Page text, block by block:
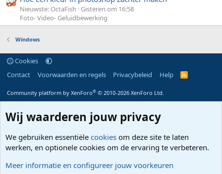
Nieuwste: OctaFish
Gisteren om 16:58
Foto- Video- Geluidbewerking
Windows
Cookies
Contact
Voorwaarden en regels Privacybeleid Help
R
Community platform by XenForo® © 2010-2026 XenForo Ltd.
Wij waarderen jouw privacy
We gebruiken essentiële cookies om deze site te laten
werken, en optionele cookies om de ervaring te verbeteren.
Meer informatie en configureer jouw voorkeuren